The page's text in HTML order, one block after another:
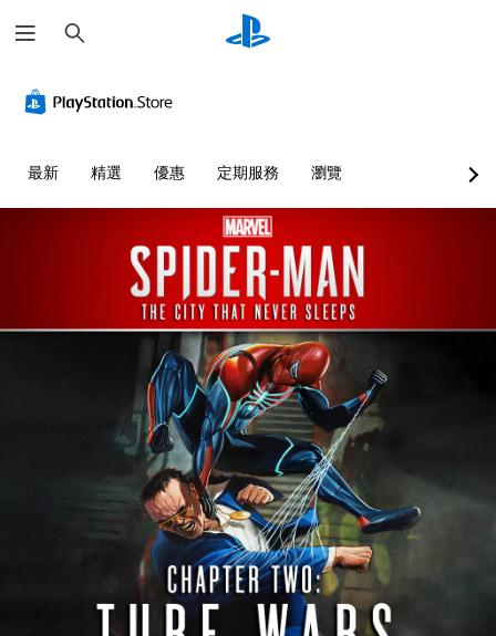
尋
最新 精選 優惠 定期服務 瀏覽